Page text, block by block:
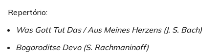
Repertório:
Was Gott Tut Das / Aus Meines Herzens (J. S. Bach)
Bogoroditse Devo (S. Rachmaninoff)